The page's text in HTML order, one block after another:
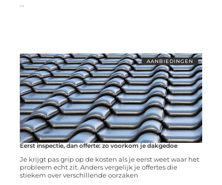
...
AANBIEDINGEN
Eerst inspectie, dan offerte: zo voorkom je dakgedoe
Je krijgt pas grip op de kosten als je eerst weet waar het
probleem echt zit. Anders vergelijk je offertes die
stiekem over verschillende oorzaken